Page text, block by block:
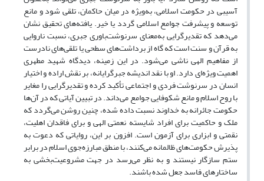
آسیبی در حکومت اسلامی، به‌ویژه در میان حاکمان، تلقی شود و مانع
توسعه و پیشرفت جوامع اسلامی گردد یا خیر. یافته‌های تحقیق نشان
می‌دهد که تقدیرگرایی به‌معنای سرنوشت‌باوری جبری، نسبت ناروایی
به قرآن و سنت است که گاه از برداشت‌های سطحی یا تلقی‌های نادرست
از مفاهیم الهی ناشی می‌شود. در این زمینه، دیدگاه شهید مطهری
اهمیت ویژه‌ای دارد. او با نقد اندیشه جبرگرایانه، بر نقش اراده و اختیار
انسان در سرنوشت فردی و اجتماعی تأکید کرده و تقدیرگرایی را مغایر
با روح اسلام و مانع شکوفایی جوامع می‌داند. در تبیین آیاتی که در آن‌ها
حکومت جائرانه به خداوند نسبت داده شده، چنین روشن می‌گردد که
ملک و حاکمیت برای افراد شایسته نعمتی الهی و برای فاقدان اهلیت،
نقمتی و ابزاری برای آزمون است. افزون بر این، روایاتی که دعوت به
پذیرش حکومت‌های ظالمانه می‌کنند، با منطق مبارزه‌جوی اسلام در برابر
ستم سازگار نیستند و به نظر می‌رسد در جهت مشروعیت‌بخشی به
ساختارهای فاسد جعل شده باشند.